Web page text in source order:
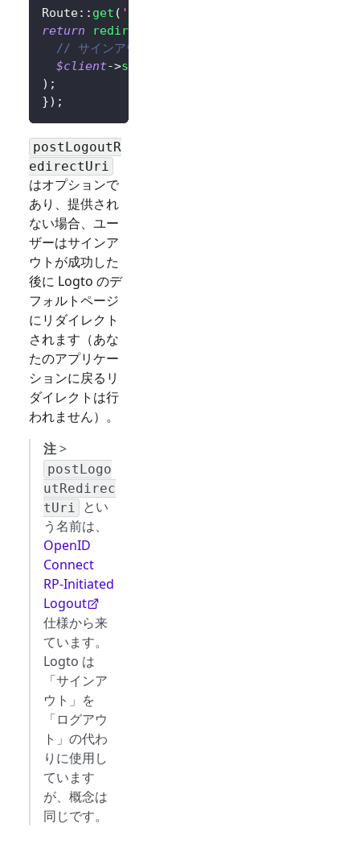
Route:: get ( '/sign-out'
return
redirect
// サインアウトが成功した後、ユーザーをホームペー
$client->signOut
) ;
}) ;
postLogoutR
edirectUri
はオプションで
あり、提供され
ない場合、ユー
ザーはサインア
ウトが成功した
後に Logto のデ
フォルトページ
にリダイレクト
されます（あな
たのアプリケー
ションに戻るリ
ダイレクトは行
われません）。
注>
postLogo
utRedirec
tUri
とい
う名前は、
OpenID
Connect
RP-Initiated
Logout
仕様から来
ています。
Logto は
「サインア
ウト」を
「ログアウ
ト」の代わ
りに使用し
ています
が、概念は
同じです。